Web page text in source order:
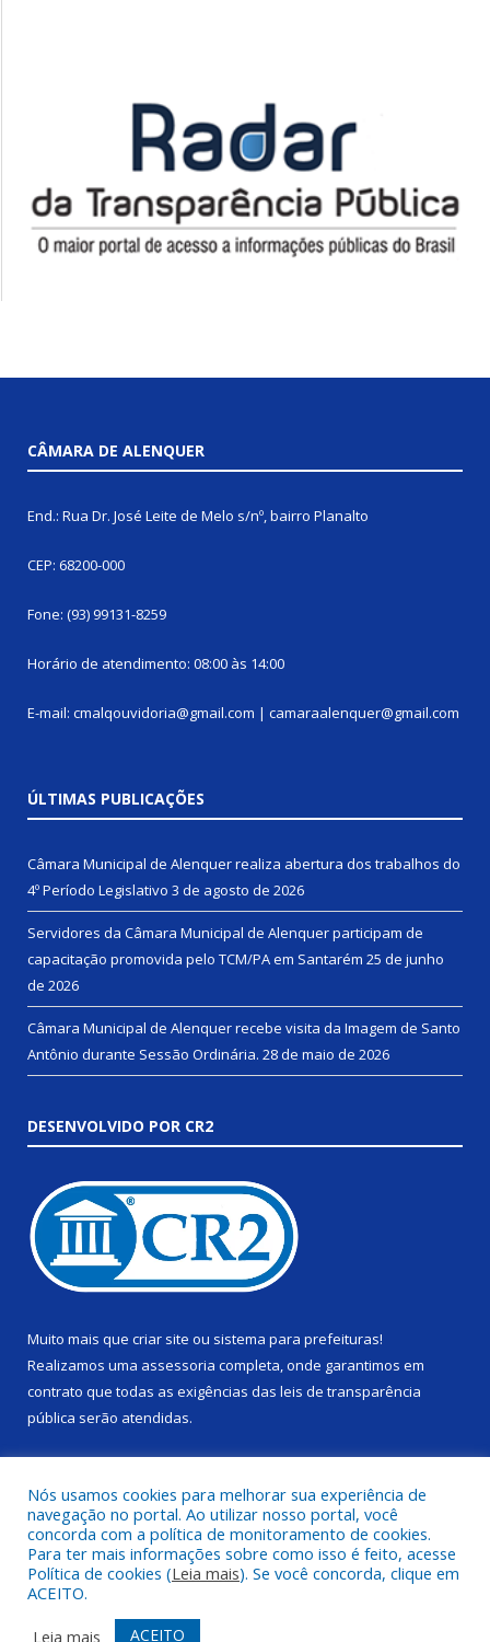
CÂMARA DE ALENQUER
End.: Rua Dr. José Leite de Melo s/nº, bairro Planalto
CEP: 68200-000
Fone: (93) 99131-8259
Horário de atendimento: 08:00 às 14:00
E-mail: cmalqouvidoria@gmail.com | camaraalenquer@gmail.com
ÚLTIMAS PUBLICAÇÕES
Câmara Municipal de Alenquer realiza abertura dos trabalhos do
4º Período Legislativo 3 de agosto de 2026
Servidores da Câmara Municipal de Alenquer participam de
capacitação promovida pelo TCM/PA em Santarém 25 de junho
de 2026
Câmara Municipal de Alenquer recebe visita da Imagem de Santo
Antônio durante Sessão Ordinária. 28 de maio de 2026
DESENVOLVIDO POR CR2
Muito mais que criar site ou sistema para prefeituras!
Realizamos uma assessoria completa, onde garantimos em
contrato que todas as exigências das leis de transparência
pública serão atendidas.
Todos os direitos reservados a Câmara Municipal de Alenquer.
Mapa do Site Acessar Área Administrativa
Nós usamos cookies para melhorar sua experiência de
navegação no portal. Ao utilizar nosso portal, você
concorda com a política de monitoramento de cookies.
Para ter mais informações sobre como isso é feito, acesse
Política de cookies (Leia mais). Se você concorda, clique em
ACEITO.
Leia mais
ACEITO